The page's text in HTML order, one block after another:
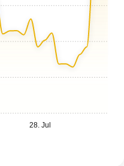
28. Jul